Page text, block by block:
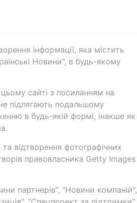
інформації, яка містить
Новини", в будь-якому
цьому сайті з посиланням на
підлягають подальшому
в будь-якій формі, інакше як
відтворення фотографічних
правовласника Getty Images
партнерів", "Новини компаній",